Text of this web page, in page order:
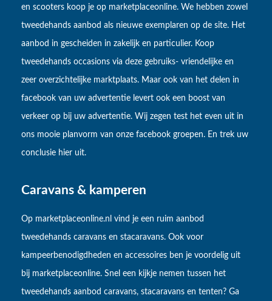
en scooters koop je op marketplaceonline. We hebben zowel
tweedehands aanbod als nieuwe exemplaren op de site. Het
aanbod in gescheiden in zakelijk en particulier. Koop
tweedehands occasions via deze gebruiks- vriendelijke en
zeer overzichtelijke marktplaats. Maar ook van het delen in
facebook van uw advertentie levert ook een boost van
verkeer op bij uw advertentie. Wij zegen test het even uit in
ons mooie planvorm van onze facebook groepen. En trek uw
conclusie hier uit.
Caravans & kamperen
Op marketplaceonline.nl vind je een ruim aanbod
tweedehands caravans en stacaravans. Ook voor
kampeerbenodigdheden en accessoires ben je voordelig uit
bij marketplaceonline. Snel een kijkje nemen tussen het
tweedehands aanbod caravans, stacaravans en tenten? Ga